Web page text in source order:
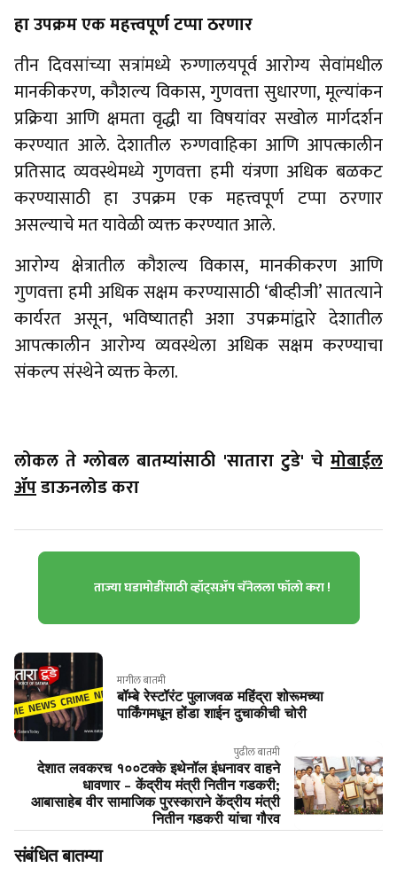
हा उपक्रम एक महत्त्वपूर्ण टप्पा ठरणार
तीन दिवसांच्या सत्रांमध्ये रुग्णालयपूर्व आरोग्य सेवांमधील
मानकीकरण, कौशल्य विकास, गुणवत्ता सुधारणा, मूल्यांकन
प्रक्रिया आणि क्षमता वृद्धी या विषयांवर सखोल मार्गदर्शन
करण्यात आले. देशातील रुग्णवाहिका आणि आपत्कालीन
प्रतिसाद व्यवस्थेमध्ये गुणवत्ता हमी यंत्रणा अधिक बळकट
करण्यासाठी हा उपक्रम एक महत्त्वपूर्ण टप्पा ठरणार
असल्याचे मत यावेळी व्यक्त करण्यात आले.
आरोग्य क्षेत्रातील कौशल्य विकास, मानकीकरण आणि
गुणवत्ता हमी अधिक सक्षम करण्यासाठी ‘बीव्हीजी’ सातत्याने
कार्यरत असून, भविष्यातही अशा उपक्रमांद्वारे देशातील
आपत्कालीन आरोग्य व्यवस्थेला अधिक सक्षम करण्याचा
संकल्प संस्थेने व्यक्त केला.
लोकल ते ग्लोबल बातम्यांसाठी 'सातारा टुडे' चे मोबाईल
ॲपडाऊनलोड करा
ताज्या घडामोडींसाठी व्हॉट्सॲप चॅनेलला फॉलो करा !
मागील बातमी
बॉम्बे रेस्टॉरंट पुलाजवळ महिंद्रा शोरूमच्या
पार्किंगमधून होंडा शाईन दुचाकीची चोरी
पुढील बातमी
देशात लवकरच १००टक्के इथेनॉल इंधनावर वाहने
धावणार - केंद्रीय मंत्री नितीन गडकरी;
आबासाहेब वीर सामाजिक पुरस्काराने केंद्रीय मंत्री
नितीन गडकरी यांचा गौरव
संबंधित बातम्या